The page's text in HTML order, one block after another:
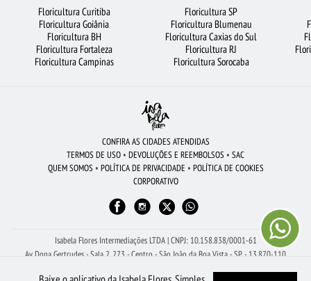
FLORICULTURA SP FLORICULTURA MANAUS FLORICULTURA GOIÂNIA
FLORICULTURA NITERÓI FLORICULTURA FORTALEZA
FLORICULTURA PORTO ALEGRE
FLORICULTURA JUNDIAÍ
FLORES COLORIDAS MAIS BUSCADOS ROSAS VERMELHAS
FLORICULTURA SÃO BERNARDO DO CAMPO
FLORICULTURA OSASCO CESTA DE CHOCOLATE
FLORICULTURA BRASÍLIA
Floricultura Curitiba
Floricultura Goiânia
Floricultura BH
Floricultura Fortaleza
Floricultura Campinas
Floricultura SP
Floricultura Blumenau
Floricultura Caxias do Sul
Floricultura RJ
Floricultura Sorocaba
CONFIRA AS CIDADES ATENDIDAS
TERMOS DE USO • DEVOLUÇÕES E REEMBOLSOS • SAC
QUEM SOMOS • POLÍTICA DE PRIVACIDADE • POLÍTICA DE COOKIES
CORPORATIVO
Isabela Flores Intermediações LTDA | CNPJ: 10.158.838/0001-61
Av Dona Gertrudes - Sala 2, 273 - Centro - São João da Boa Vista - SP - 13.870-110